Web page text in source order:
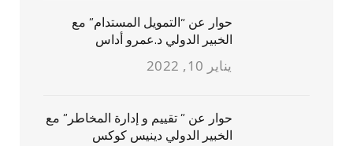
حوار عن “التمويل المستدام” مع
الخبير الدولي د.عمرو أداس
يناير 10, 2022
حوار عن ” تقييم و إدارة المخاطر” مع
الخبير الدولي دينيس كوكس